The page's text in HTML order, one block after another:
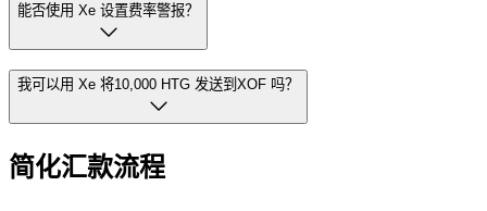
能否使用 Xe 设置费率警报？
我可以用 Xe 将10,000 HTG 发送到XOF 吗？
简化汇款流程